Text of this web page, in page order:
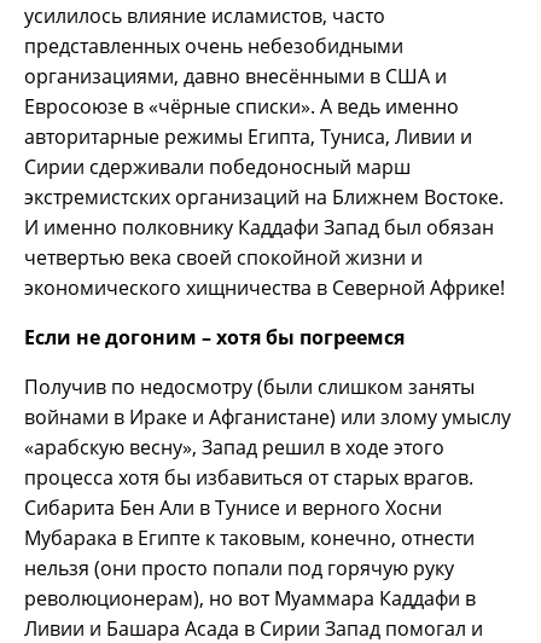
усилилось влияние исламистов, часто
представленных очень небезобидными
организациями, давно внесёнными в США и
Евросоюзе в «чёрные списки». А ведь именно
авторитарные режимы Египта, Туниса, Ливии и
Сирии сдерживали победоносный марш
экстремистских организаций на Ближнем Востоке.
И именно полковнику Каддафи Запад был обязан
четвертью века своей спокойной жизни и
экономического хищничества в Северной Африке!
Если не догоним – хотя бы погреемся
Получив по недосмотру (были слишком заняты
войнами в Ираке и Афганистане) или злому умыслу
«арабскую весну», Запад решил в ходе этого
процесса хотя бы избавиться от старых врагов.
Сибарита Бен Али в Тунисе и верного Хосни
Мубарака в Египте к таковым, конечно, отнести
нельзя (они просто попали под горячую руку
революционерам), но вот Муаммара Каддафи в
Ливии и Башара Асада в Сирии Запад помогал и